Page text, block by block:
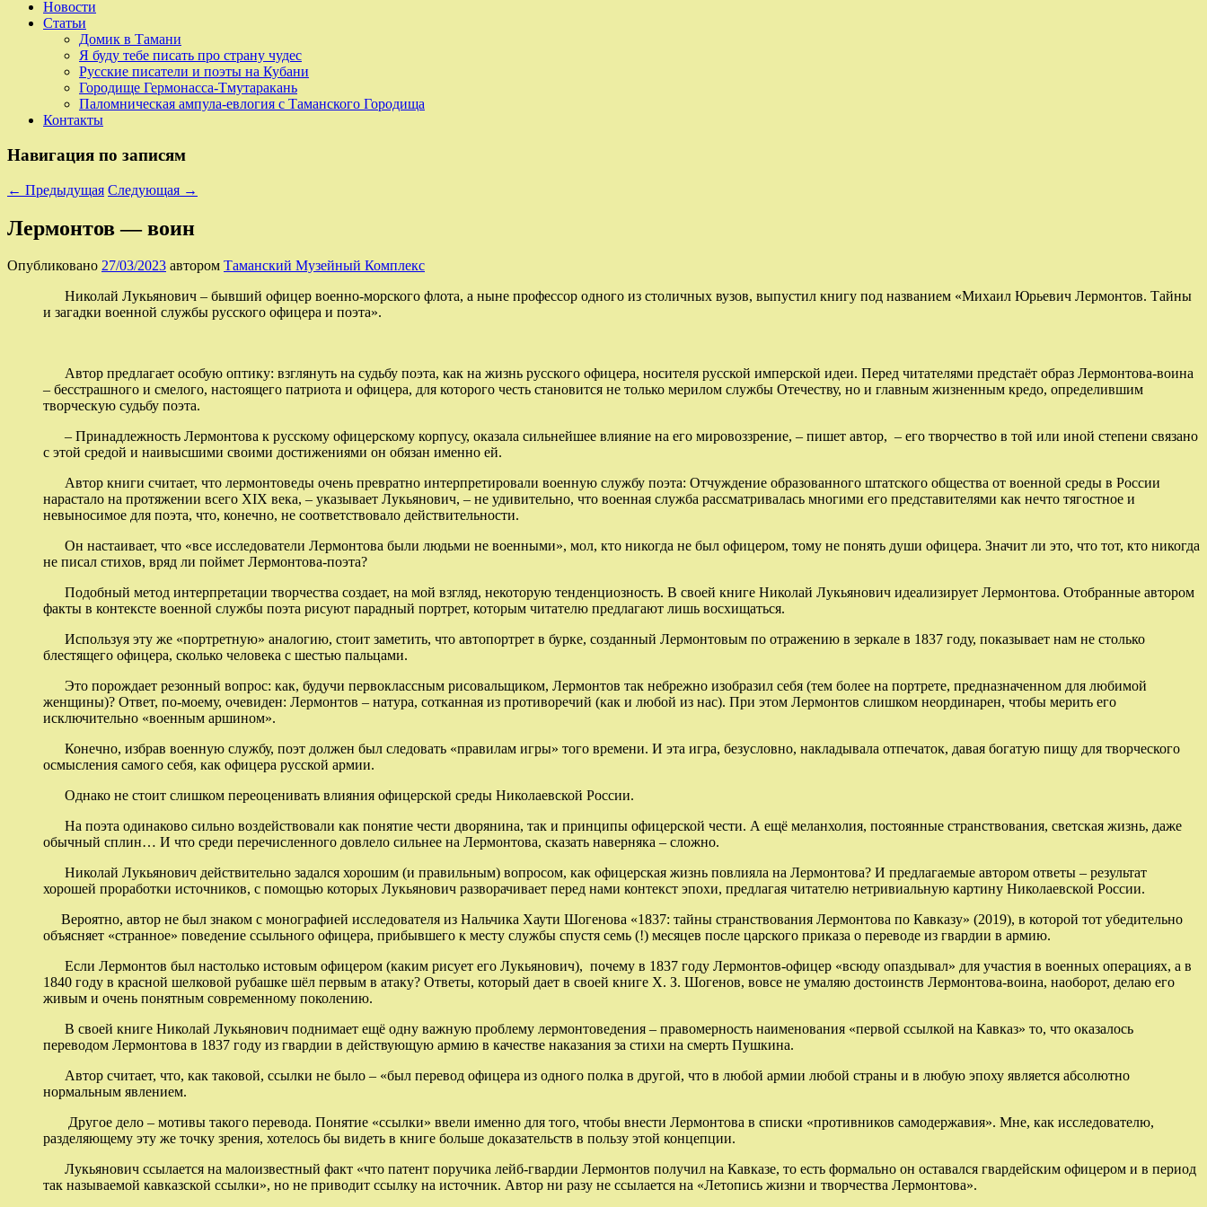
Новости
Статьи
Домик в Тамани
Я буду тебе писать про страну чудес
Русские писатели и поэты на Кубани
Городище Гермонасса-Тмутаракань
Паломническая ампула-евлогия с Таманского Городища
Контакты
Навигация по записям
← Предыдущая Следующая →
Лермонтов — воин
Опубликовано 27/03/2023 автором Таманский Музейный Комплекс
Николай Лукьянович – бывший офицер военно-морского флота, а ныне профессор одного из столичных вузов, выпустил книгу под названием «Михаил Юрьевич Лермонтов. Тайны
и загадки военной службы русского офицера и поэта».
Автор предлагает особую оптику: взглянуть на судьбу поэта, как на жизнь русского офицера, носителя русской имперской идеи. Перед читателями предстаёт образ Лермонтова-воина
– бесстрашного и смелого, настоящего патриота и офицера, для которого честь становится не только мерилом службы Отечеству, но и главным жизненным кредо, определившим
творческую судьбу поэта.
– Принадлежность Лермонтова к русскому офицерскому корпусу, оказала сильнейшее влияние на его мировоззрение, – пишет автор, – его творчество в той или иной степени связано
с этой средой и наивысшими своими достижениями он обязан именно ей.
Автор книги считает, что лермонтоведы очень превратно интерпретировали военную службу поэта: Отчуждение образованного штатского общества от военной среды в России
нарастало на протяжении всего XIX века, – указывает Лукьянович, – не удивительно, что военная служба рассматривалась многими его представителями как нечто тягостное и
невыносимое для поэта, что, конечно, не соответствовало действительности.
Он настаивает, что «все исследователи Лермонтова были людьми не военными», мол, кто никогда не был офицером, тому не понять души офицера. Значит ли это, что тот, кто никогда
не писал стихов, вряд ли поймет Лермонтова-поэта?
Подобный метод интерпретации творчества создает, на мой взгляд, некоторую тенденциозность. В своей книге Николай Лукьянович идеализирует Лермонтова. Отобранные автором
факты в контексте военной службы поэта рисуют парадный портрет, которым читателю предлагают лишь восхищаться.
Используя эту же «портретную» аналогию, стоит заметить, что автопортрет в бурке, созданный Лермонтовым по отражению в зеркале в 1837 году, показывает нам не столько
блестящего офицера, сколько человека с шестью пальцами.
Это порождает резонный вопрос: как, будучи первоклассным рисовальщиком, Лермонтов так небрежно изобразил себя (тем более на портрете, предназначенном для любимой
женщины)? Ответ, по-моему, очевиден: Лермонтов – натура, сотканная из противоречий (как и любой из нас). При этом Лермонтов слишком неординарен, чтобы мерить его
исключительно «военным аршином».
Конечно, избрав военную службу, поэт должен был следовать «правилам игры» того времени. И эта игра, безусловно, накладывала отпечаток, давая богатую пищу для творческого
осмысления самого себя, как офицера русской армии.
Однако не стоит слишком переоценивать влияния офицерской среды Николаевской России.
На поэта одинаково сильно воздействовали как понятие чести дворянина, так и принципы офицерской чести. А ещё меланхолия, постоянные странствования, светская жизнь, даже
обычный сплин… И что среди перечисленного довлело сильнее на Лермонтова, сказать наверняка – сложно.
Николай Лукьянович действительно задался хорошим (и правильным) вопросом, как офицерская жизнь повлияла на Лермонтова? И предлагаемые автором ответы – результат
хорошей проработки источников, с помощью которых Лукьянович разворачивает перед нами контекст эпохи, предлагая читателю нетривиальную картину Николаевской России.
Вероятно, автор не был знаком с монографией исследователя из Нальчика Хаути Шогенова «1837: тайны странствования Лермонтова по Кавказу» (2019), в которой тот убедительно
объясняет «странное» поведение ссыльного офицера, прибывшего к месту службы спустя семь (!) месяцев после царского приказа о переводе из гвардии в армию.
Если Лермонтов был настолько истовым офицером (каким рисует его Лукьянович), почему в 1837 году Лермонтов-офицер «всюду опаздывал» для участия в военных операциях, а в
1840 году в красной шелковой рубашке шёл первым в атаку? Ответы, который дает в своей книге Х. З. Шогенов, вовсе не умаляю достоинств Лермонтова-воина, наоборот, делаю его
живым и очень понятным современному поколению.
В своей книге Николай Лукьянович поднимает ещё одну важную проблему лермонтоведения – правомерность наименования «первой ссылкой на Кавказ» то, что оказалось
переводом Лермонтова в 1837 году из гвардии в действующую армию в качестве наказания за стихи на смерть Пушкина.
Автор считает, что, как таковой, ссылки не было – «был перевод офицера из одного полка в другой, что в любой армии любой страны и в любую эпоху является абсолютно
нормальным явлением.
Другое дело – мотивы такого перевода. Понятие «ссылки» ввели именно для того, чтобы внести Лермонтова в списки «противников самодержавия». Мне, как исследователю,
разделяющему эту же точку зрения, хотелось бы видеть в книге больше доказательств в пользу этой концепции.
Лукьянович ссылается на малоизвестный факт «что патент поручика лейб-гвардии Лермонтов получил на Кавказе, то есть формально он оставался гвардейским офицером и в период
так называемой кавказской ссылки», но не приводит ссылку на источник. Автор ни разу не ссылается на «Летопись жизни и творчества Лермонтова».